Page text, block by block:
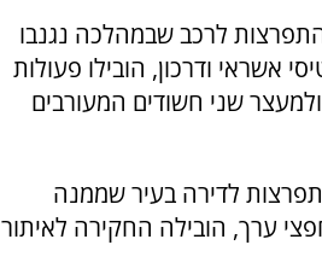
לרכב שבמהלכה נגנבו
אשראי ודרכון, הובילו פעולות
שני חשודים המעורבים
לדירה בעיר שממנה
ערך, הובילה החקירה לאיתור